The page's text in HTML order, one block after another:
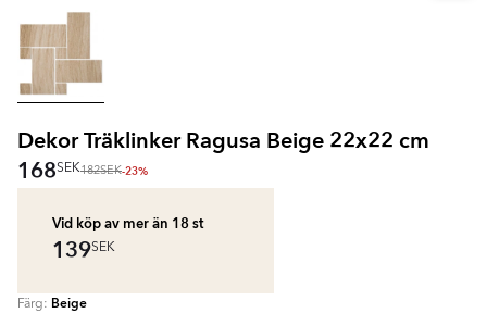
Dekor Träklinker Ragusa Beige 22x22 cm
168SEK182SEK-23%
Vid köp av mer än 18 st
139SEK
Färg: Beige